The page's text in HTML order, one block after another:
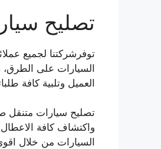
تصليح
توفرشركتنا لجميع
السيارات على الطرق،
العميل وتلبية كافة
تصليح سيارات متنقل
واكتشاف كافة
السيارات من خلال